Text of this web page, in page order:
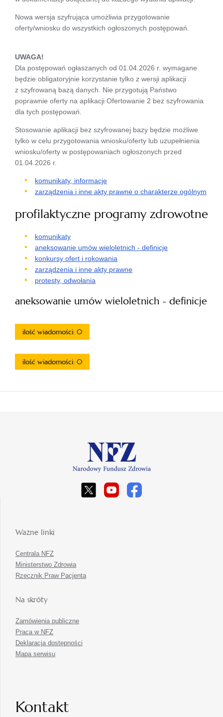
Nowa wersja szyfrująca umożliwia przygotowanie
oferty/wniosku do wszystkich ogłoszonych postępowań.
UWAGA!
Dla postępowań ogłaszanych od 01.04.2026 r. wymagane
będzie obligatoryjnie korzystanie tylko z wersji aplikacji
z szyfrowaną bazą danych. Nie przygotują Państwo
poprawnie oferty na aplikacji Ofertowanie 2 bez szyfrowania
dla tych postępowań.
Stosowanie aplikacji bez szyfrowanej bazy będzie możliwe
tylko w celu przygotowania wniosku/oferty lub uzupełnienia
wniosku/oferty w postępowaniach ogłoszonych przed
01.04.2026 r.
komunikaty, informacje
zarządzenia i inne akty prawne o charakterze ogólnym
profilaktyczne programy zdrowotne
komunikaty
aneksowanie umów wieloletnich - definicje
konkursy ofert i rokowania
zarządzenia i inne akty prawne
protesty, odwołania
aneksowanie umów wieloletnich - definicje
ilość wiadomości: 0
ilość wiadomości: 0
Ważne linki
Centrala NFZ
Ministerstwo Zdrowia
Rzecznik Praw Pacjenta
Na skróty
Zamówienia publiczne
Praca w NFZ
Deklaracja dostępności
Mapa serwisu
Kontakt